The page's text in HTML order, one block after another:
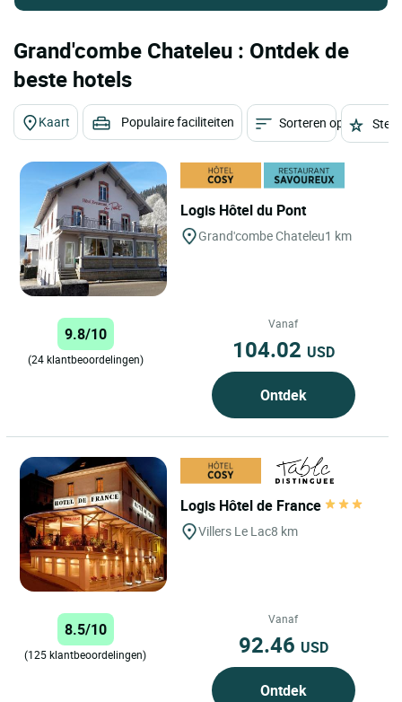
Grand'combe Chateleu : Ontdek de
beste hotels
Kaart Populaire faciliteiten Sorteren op
Logis Hôtel du Pont
Grand'combe Chateleu1 km
9.8/10
(24 klantbeoordelingen)
Vanaf
104.02 USD
Ontdek
Logis Hôtel de France
Villers Le Lac8 km
8.5/10
(125 klantbeoordelingen)
Vanaf
92.46 USD
Ontdek